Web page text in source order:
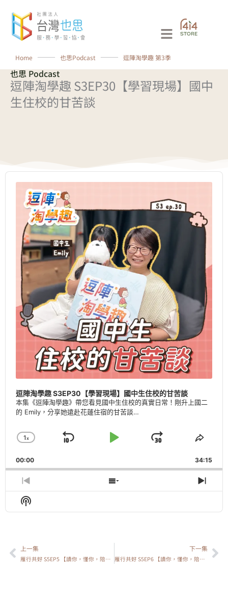
Main
Menu
Home ⸻ 也思Podcast ⸻ 逗陣淘學趣 第3季
也思 Podcast
逗陣淘學趣 S3EP30【學習現場】國中
生住校的甘苦談
Audio
Player
逗陣淘學趣 S3EP30【學習現場】國中生住校的甘苦談
本集《逗陣淘學趣》帶您看見國中生住校的真實日常！剛升上國二
的 Emily，分享她遠赴花蓮住宿的甘苦談…
Change
Rate
1X
Skip
Play
Jump
Forward
Share
00:00 34:15
Previous
Episode
Show
Episodes
Next
Show
Podcast
上一頁
上一集
雁行共好 S5EP5 【讀你，懂你，陪你】 為什麼休息了，還是覺得沒有恢復？
下一集
雁行共好 S5EP6 【讀你，懂你，陪你】 以前都能做到，現在做成這樣？我是不是變爛了？ 下